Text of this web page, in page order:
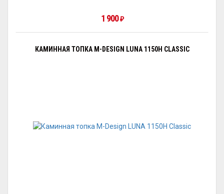
1 900₽
КАМИННАЯ ТОПКА M-DESIGN LUNA 1150H CLASSIC